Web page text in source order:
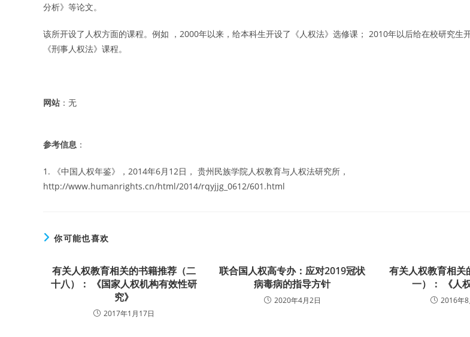
分析》等论文。
该所开设了人权方面的课程。例如 ，2000年以来，给本科生开设了《人权法》选修课； 2010年以后给在校研究生
《刑事人权法》课程。
网站 ：无
参考信息 ：
1. 《中国人权年鉴》，2014年6月12日， 贵州民族学院人权教育与人权法研究所，
http://www.humanrights.cn/html/2014/rqyjjg_0612/601.html
你可能也喜欢
有关人权教育相关的书籍推荐（二
十八）： 《国家人权机构有效性研
究》
2017年1月17日
联合国人权高专办：应对2019冠状
病毒病的指导方针
2020年4月2日
有关人权教育相关
一）： 《人
2016年8